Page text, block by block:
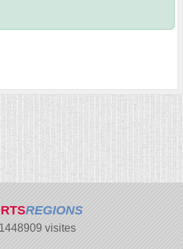
REGIONS
1448909visites